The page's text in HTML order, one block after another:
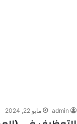
admin مايو 22, 2024